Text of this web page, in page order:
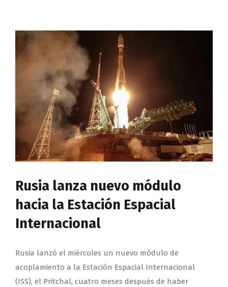
Rusia lanza nuevo módulo
hacia la Estación Espacial
Internacional
Rusia lanzó el miércoles un nuevo módulo de
acoplamiento a la Estación Espacial Internacional
(ISS), el Pritchal, cuatro meses después de haber